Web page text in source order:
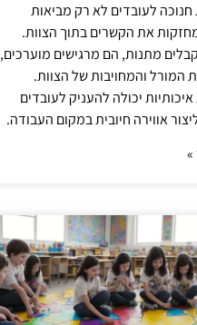
לעובדים לא רק מביאות
את הקשרים בתוך הצוות.
מתנות, הם מרגישים מוערכים,
המורל והמחויבות של הצוות.
יכולה להעניק לעובדים
אווירה חיובית במקום העבודה.